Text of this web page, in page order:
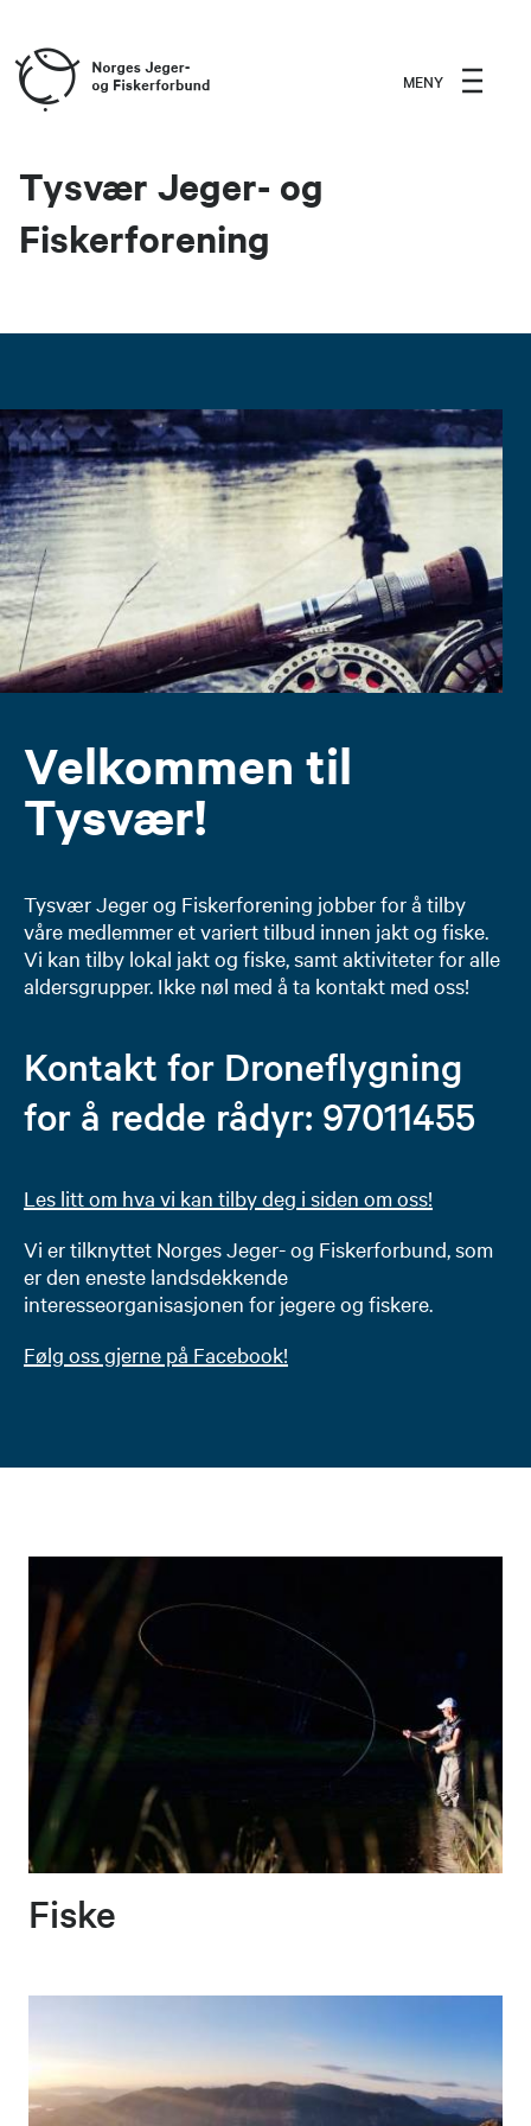
MENY
Tysvær Jeger- og
Fiskerforening
Velkommen til
Tysvær!
Tysvær Jeger og Fiskerforening jobber for å tilby
våre medlemmer et variert tilbud innen jakt og fiske.
Vi kan tilby lokal jakt og fiske, samt aktiviteter for alle
aldersgrupper. Ikke nøl med å ta kontakt med oss!​
Kontakt for Droneflygning
for å redde rådyr: 97011455
Les litt om hva vi kan tilby deg i siden om oss!
Vi er tilknyttet Norges Jeger- og Fiskerforbund, som
er den eneste landsdekkende
interesseorganisasjonen for jegere og fiskere.
Følg oss gjerne på Facebook!​
Fiske